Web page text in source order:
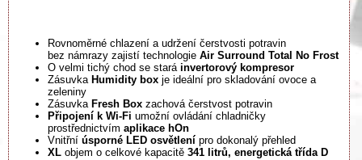
Rovnoměrné chlazení a udržení čerstvosti potravin
bez námrazy zajistí technologie Air Surround Total No Frost
O velmi tichý chod se stará invertorový kompresor
Zásuvka Humidity box je ideální pro skladování ovoce a
zeleniny
Zásuvka Fresh Box zachová čerstvost potravin​​
Připojení k Wi-Fi umožní ovládání chladničky
prostřednictvím aplikace hOn
Vnitřní úsporné LED osvětlení pro dokonalý přehled​
XL objem o celkové kapacitě 341 litrů, energetická třída D